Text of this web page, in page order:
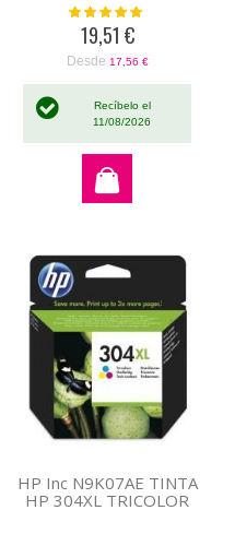
Valoración:
19,51 €
Desde 17,56 €
Recíbelo el
11/08/2026
HP Inc N9K07AE TINTA
HP 304XL TRICOLOR